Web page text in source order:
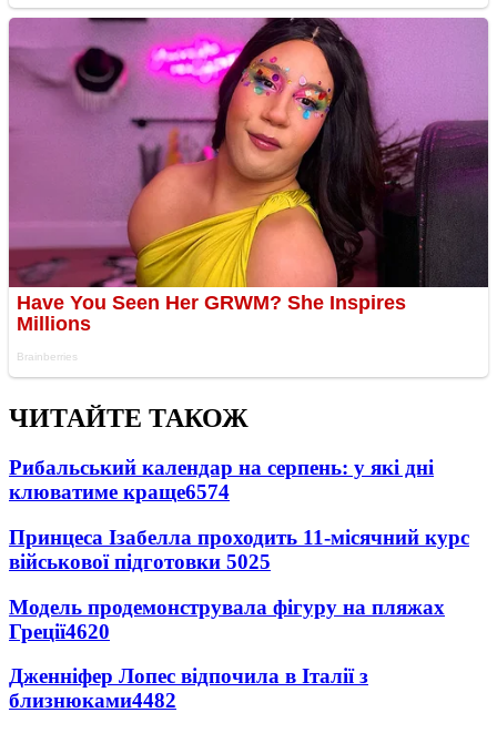
ЧИТАЙТЕ ТАКОЖ
Рибальський календар на серпень: у які дні
клюватиме краще6574
Принцеса Ізабелла проходить 11-місячний курс
військової підготовки 5025
Модель продемонструвала фігуру на пляжах
Греції4620
Дженніфер Лопес відпочила в Італії з
близнюками4482